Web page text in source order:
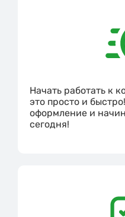
Начать работать к
это просто и
оформление и
сегодня!